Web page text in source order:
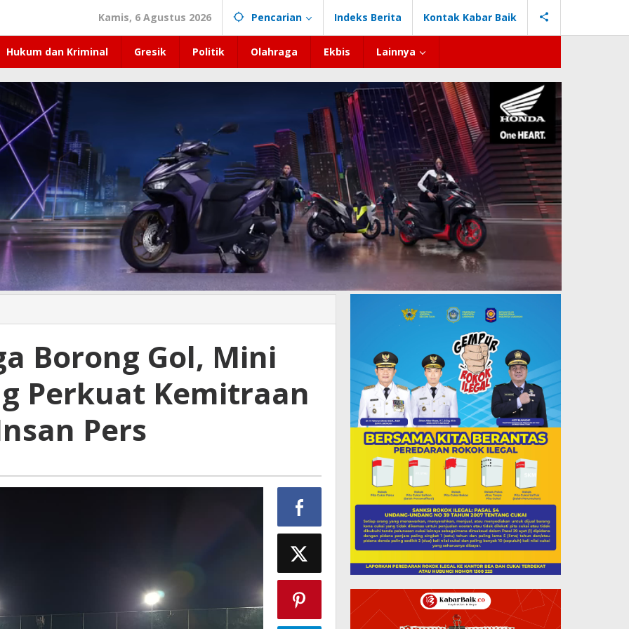
Kamis, 6 Agustus 2026 Pencarian Indeks Berita Kontak Kabar Baik
Hukum dan Kriminal Gresik Politik Olahraga Ekbis Lainnya
Borong Gol, Mini
Perkuat Kemitraan
Pers